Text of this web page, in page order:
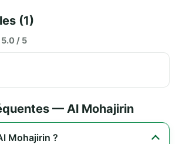
(1)
/ 5
— Al Mohajirin
Mohajirin ?